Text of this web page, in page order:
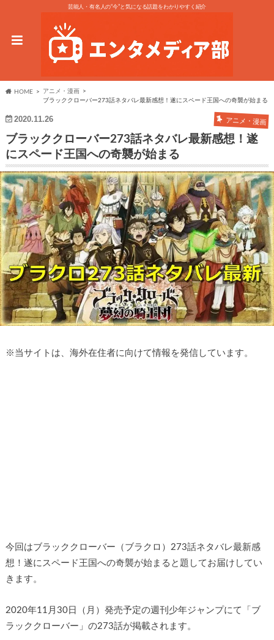
芸能人・有名人の“今”と気になる話題をわかりやすく紹介
HOME
アニメ・漫画
ブラッククローバー273話ネタバレ最新感想！遂にスペード王国への奇襲が始まる
2020.11.26 アニメ・漫画
ブラッククローバー273話ネタバレ最新感想！遂
にスペード王国への奇襲が始まる
※ 当サイトは、海外在住者に向けて情報を発信しています。
今回はブラッククローバー（ブラクロ）273話ネタバレ最新感
想！遂にスペード王国への奇襲が始まると題してお届けしてい
きます。
2020年11月30日（月）発売予定の週刊少年ジャンプにて「ブ
ラッククローバー」の273話が掲載されます。